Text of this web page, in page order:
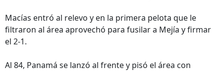
Macías entró al relevo y en la primera pelota que le
filtraron al área aprovechó para fusilar a Mejía y firmar
el 2-1.
Al 84, Panamá se lanzó al frente y pisó el área con